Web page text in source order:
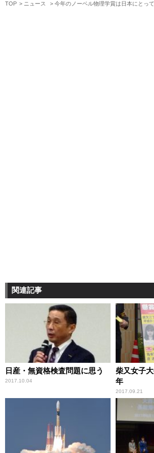
TOP ニュース 今年のノーベル物理学賞は日本にとっ
関連記事
日産・無資格検査問題に思う
2017.10.04
柴又女子
年
2017.09.21